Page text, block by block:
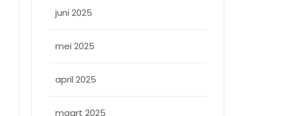
juni 2025
mei 2025
april 2025
maart 2025